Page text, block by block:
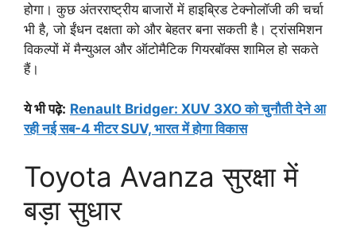
होगा। कुछ अंतरराष्ट्रीय बाजारों में हाइब्रिड टेक्नोलॉजी की चर्चा
भी है, जो ईंधन दक्षता को और बेहतर बना सकती है। ट्रांसमिशन
विकल्पों में मैन्युअल और ऑटोमैटिक गियरबॉक्स शामिल हो सकते
हैं।
ये भी पढ़े: Renault Bridger: XUV 3XO को चुनौती देने आ
रही नई सब-4 मीटर SUV, भारत में होगा विकास
Toyota Avanza सुरक्षा में
बड़ा सुधार